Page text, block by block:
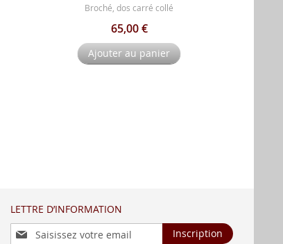
Broché, dos carré collé
65,00 €
Ajouter au panier
LETTRE D’INFORMATION
Inscription
Inscription